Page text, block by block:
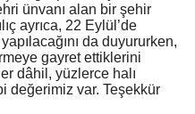
ünvanı alan bir şehir
ayrıca, 22 Eylül’de
da duyururken,
gayret ettiklerini
dâhil, yüzlerce halı
değerimiz var. Teşekkür